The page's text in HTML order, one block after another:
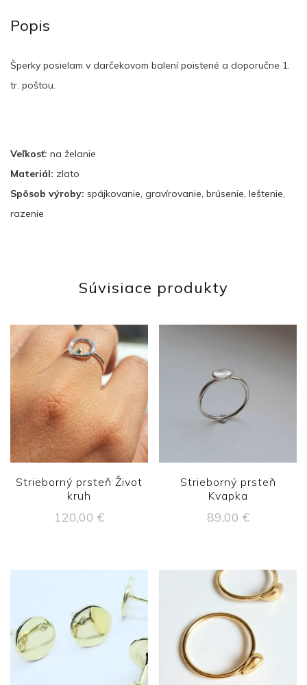
Popis
Šperky posielam v darčekovom balení poistené a doporučne 1.
tr. poštou.
Veľkosť: na želanie
Materiál: zlato
Spôsob výroby: spájkovanie, gravírovanie, brúsenie, leštenie,
razenie
Súvisiace produkty
Strieborný prsteň Život
kruh
120,00 €
Strieborný prsteň
Kvapka
89,00 €